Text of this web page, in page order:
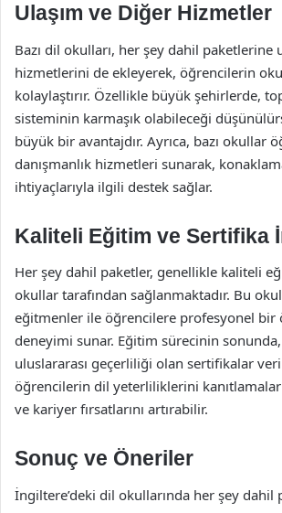
Ulaşım ve Diğer Hizmetler
Bazı dil okulları, her şey dahil paketlerine
hizmetlerini de ekleyerek, öğrencilerin
kolaylaştırır. Özellikle büyük şehirlerde,
sisteminin karmaşık olabileceği
büyük bir avantajdır. Ayrıca, bazı okullar
danışmanlık hizmetleri sunarak,
ihtiyaçlarıyla ilgili destek sağlar.
Kaliteli Eğitim ve Sertifika
Her şey dahil paketler, genellikle kaliteli
okullar tarafından sağlanmaktadır. Bu
eğitmenler ile öğrencilere profesyonel bir
deneyimi sunar. Eğitim sürecinin
uluslararası geçerliliği olan sertifikalar
öğrencilerin dil yeterliliklerini
ve kariyer fırsatlarını artırabilir.
Sonuç ve Öneriler
İngiltere’deki dil okullarında her şey dahil